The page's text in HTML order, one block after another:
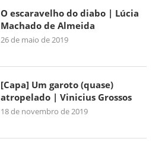
O escaravelho do diabo | Lúcia
Machado de Almeida
26 de maio de 2019
[Capa] Um garoto (quase)
atropelado | Vinicius Grossos
18 de novembro de 2019